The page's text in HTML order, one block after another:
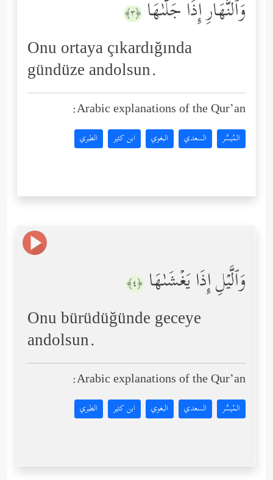
وَٱلنَّهَارِ إِذَا جَلَّىٰهَا ﴿٣﴾
Onu ortaya çıkardığında
gündüze andolsun.
Arabic explanations of the Qur’an:
المُيسَّر السعدي البغوي ابن كثير الطبري
وَٱلَّیۡلِ إِذَا یَغۡشَىٰهَا ﴿٤﴾
Onu bürüdüğünde geceye
andolsun.
Arabic explanations of the Qur’an:
المُيسَّر السعدي البغوي ابن كثير الطبري